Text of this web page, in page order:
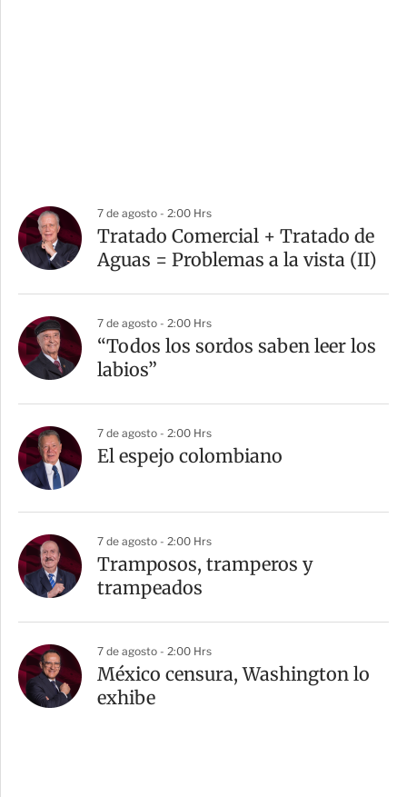
7 de agosto - 2:00 Hrs
Tratado Comercial + Tratado de
Aguas = Problemas a la vista (II)
7 de agosto - 2:00 Hrs
“Todos los sordos saben leer los
labios”
7 de agosto - 2:00 Hrs
El espejo colombiano
7 de agosto - 2:00 Hrs
Tramposos, tramperos y
trampeados
7 de agosto - 2:00 Hrs
México censura, Washington lo
exhibe